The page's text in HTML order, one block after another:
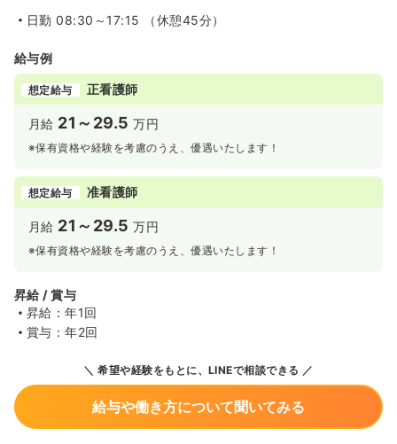
日勤 08:30～17:15 （休憩45分）
給与例
想定給与 正看護師
月給 21～29.5 万円
※保有資格や経験を考慮のうえ、優遇いたします！
想定給与 准看護師
月給 21～29.5 万円
※保有資格や経験を考慮のうえ、優遇いたします！
昇給 / 賞与
昇給：年1回
賞与：年2回
希望や経験をもとに、LINEで相談できる
給与や働き方について聞いてみる